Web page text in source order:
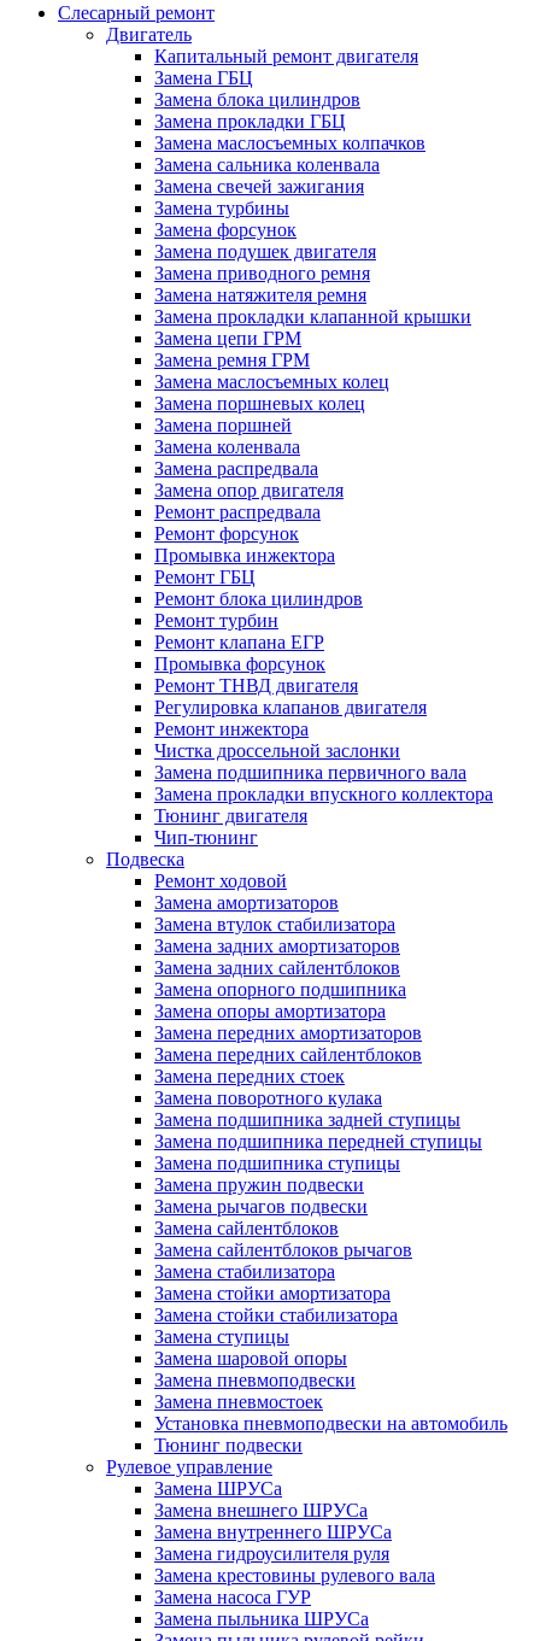
Слесарный ремонт
Двигатель
Капитальный ремонт двигателя
Замена ГБЦ
Замена блока цилиндров
Замена прокладки ГБЦ
Замена маслосъемных колпачков
Замена сальника коленвала
Замена свечей зажигания
Замена турбины
Замена форсунок
Замена подушек двигателя
Замена приводного ремня
Замена натяжителя ремня
Замена прокладки клапанной крышки
Замена цепи ГРМ
Замена ремня ГРМ
Замена маслосъемных колец
Замена поршневых колец
Замена поршней
Замена коленвала
Замена распредвала
Замена опор двигателя
Ремонт распредвала
Ремонт форсунок
Промывка инжектора
Ремонт ГБЦ
Ремонт блока цилиндров
Ремонт турбин
Ремонт клапана ЕГР
Промывка форсунок
Ремонт ТНВД двигателя
Регулировка клапанов двигателя
Ремонт инжектора
Чистка дроссельной заслонки
Замена подшипника первичного вала
Замена прокладки впускного коллектора
Тюнинг двигателя
Чип-тюнинг
Подвеска
Ремонт ходовой
Замена амортизаторов
Замена втулок стабилизатора
Замена задних амортизаторов
Замена задних сайлентблоков
Замена опорного подшипника
Замена опоры амортизатора
Замена передних амортизаторов
Замена передних сайлентблоков
Замена передних стоек
Замена поворотного кулака
Замена подшипника задней ступицы
Замена подшипника передней ступицы
Замена подшипника ступицы
Замена пружин подвески
Замена рычагов подвески
Замена сайлентблоков
Замена сайлентблоков рычагов
Замена стабилизатора
Замена стойки амортизатора
Замена стойки стабилизатора
Замена ступицы
Замена шаровой опоры
Замена пневмоподвески
Замена пневмостоек
Установка пневмоподвески на автомобиль
Тюнинг подвески
Рулевое управление
Замена ШРУСа
Замена внешнего ШРУСа
Замена внутреннего ШРУСа
Замена гидроусилителя руля
Замена крестовины рулевого вала
Замена насоса ГУР
Замена пыльника ШРУСа